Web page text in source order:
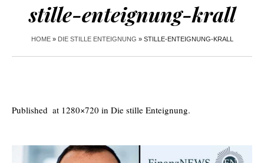
stille-enteignung-krall
HOME» DIE STILLE ENTEIGNUNG » STILLE-ENTEIGNUNG-KRALL
Published at 1280×720 in Die stille Enteignung.